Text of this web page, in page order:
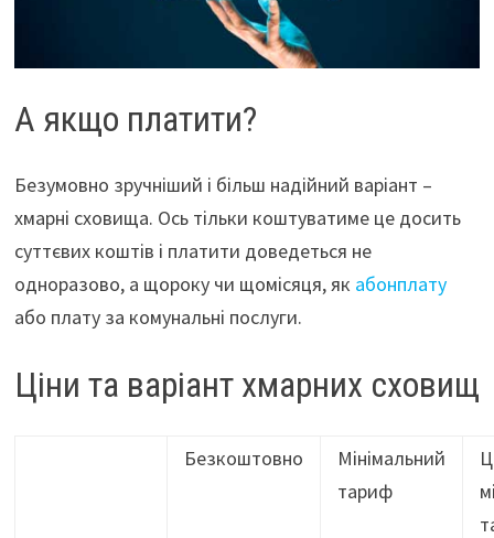
А якщо платити?
Безумовно зручніший і більш надійний варіант –
хмарні сховища. Ось тільки коштуватиме це досить
суттєвих коштів і платити доведеться не
одноразово, а щороку чи щомісяця, як абонплату
або плату за комунальні послуги.
Ціни та варіант хмарних сховищ
Безкоштовно
Мінімальний
тариф